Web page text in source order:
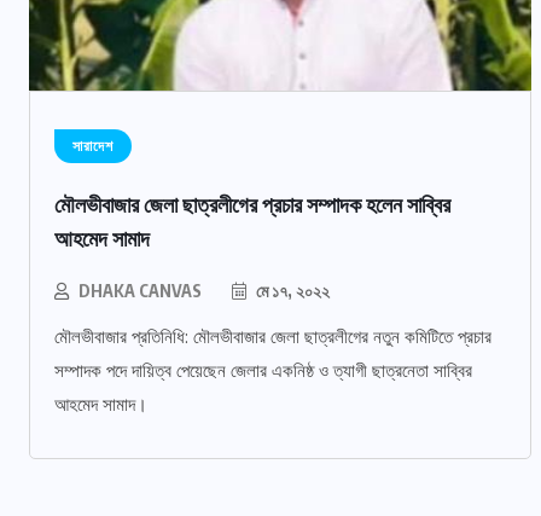
সারাদেশ
মৌলভীবাজার জেলা ছাত্রলীগের প্রচার সম্পাদক হলেন সাব্বির
আহমেদ সামাদ
DHAKA CANVAS মে ১৭, ২০২২
মৌলভীবাজার প্রতিনিধি: মৌলভীবাজার জেলা ছাত্রলীগের নতুন কমিটিতে প্রচার
সম্পাদক পদে দায়িত্ব পেয়েছেন জেলার একনিষ্ঠ ও ত্যাগী ছাত্রনেতা সাব্বির
আহমেদ সামাদ।